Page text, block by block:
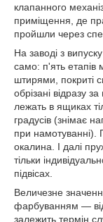
клапанного
приміщення, де
пройшли через
На заводі з
само: п'ять етапів
штирями, покриті
обрізані відразу
лежать в ящиках
градусів (знімає
при намотуванні).
окалина. І далі
тільки
підвісах.
Величезне
фарбуванням —
залежить термін